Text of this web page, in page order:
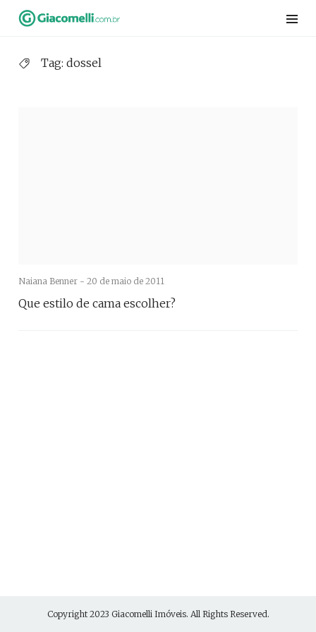
Skip
Tag: dossel
Naiana Benner - 20 de maio de 2011
Que estilo de cama escolher?
Copyright 2023 Giacomelli Imóveis. All Rights Reserved.